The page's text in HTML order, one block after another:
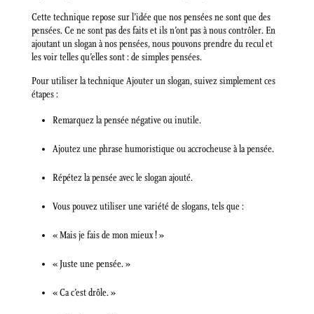
Cette technique repose sur l’idée que nos pensées ne sont que des
pensées. Ce ne sont pas des faits et ils n’ont pas à nous contrôler. En
ajoutant un slogan à nos pensées, nous pouvons prendre du recul et
les voir telles qu’elles sont : de simples pensées.
Pour utiliser la technique Ajouter un slogan, suivez simplement ces
étapes :
Remarquez la pensée négative ou inutile.
Ajoutez une phrase humoristique ou accrocheuse à la pensée.
Répétez la pensée avec le slogan ajouté.
Vous pouvez utiliser une variété de slogans, tels que :
« Mais je fais de mon mieux ! »
« Juste une pensée. »
« Ca c’est drôle. »